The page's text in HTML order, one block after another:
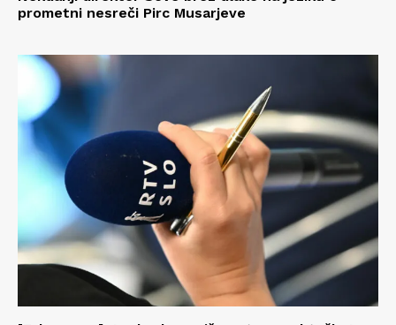
prometni nesreči Pirc Musarjeve